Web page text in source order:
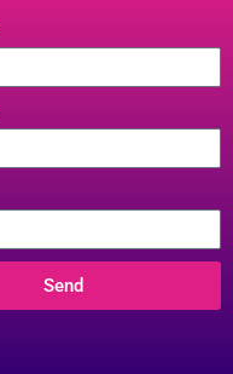
Send